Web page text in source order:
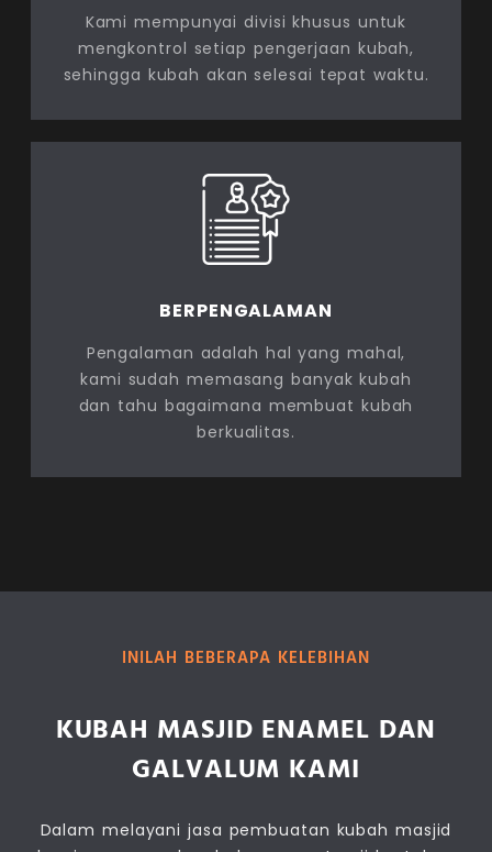
Kami mempunyai divisi khusus untuk
mengkontrol setiap pengerjaan kubah,
sehingga kubah akan selesai tepat waktu.
BERPENGALAMAN
Pengalaman adalah hal yang mahal,
kami sudah memasang banyak kubah
dan tahu bagaimana membuat kubah
berkualitas.
INILAH BEBERAPA KELEBIHAN
KUBAH MASJID ENAMEL DAN
GALVALUM KAMI
Dalam melayani jasa pembuatan kubah masjid